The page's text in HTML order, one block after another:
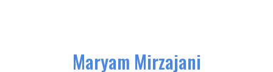
Maryam Mirzajani